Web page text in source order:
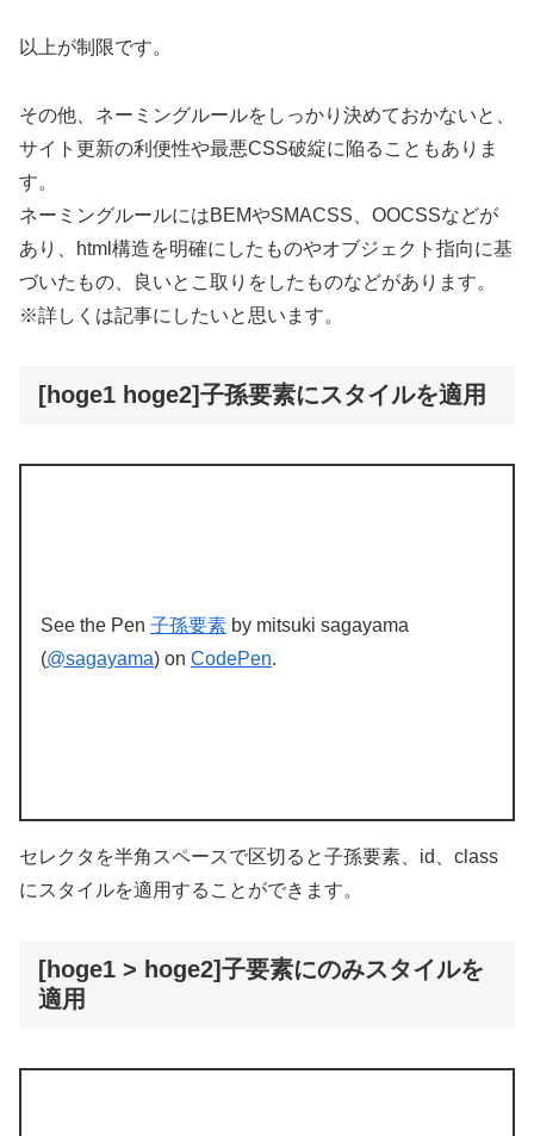
以上が制限です。
その他、ネーミングルールをしっかり決めておかないと、
サイト更新の利便性や最悪CSS破綻に陥ることもありま
す。
ネーミングルールにはBEMやSMACSS、OOCSSなどが
あり、html構造を明確にしたものやオブジェクト指向に基
づいたもの、良いとこ取りをしたものなどがあります。
※詳しくは記事にしたいと思います。
[hoge1 hoge2]子孫要素にスタイルを適用
See the Pen 子孫要素 by mitsuki sagayama
(@sagayama) on CodePen.
セレクタを半角スペースで区切ると子孫要素、id、class
にスタイルを適用することができます。
[hoge1 > hoge2]子要素にのみスタイルを
適用